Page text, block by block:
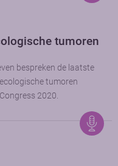
tumoren
bespreken de laatste
tumoren
2020.